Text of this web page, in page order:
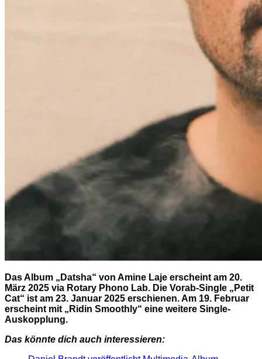
Das Album „Datsha“ von Amine Laje erscheint am 20.
März 2025 via Rotary Phono Lab. Die Vorab-Single „Petit
Cat“ ist am 23. Januar 2025 erschienen. Am 19. Februar
erscheint mit „Ridin Smoothly“ eine weitere Single-
Auskopplung.
Das könnte dich auch interessieren: